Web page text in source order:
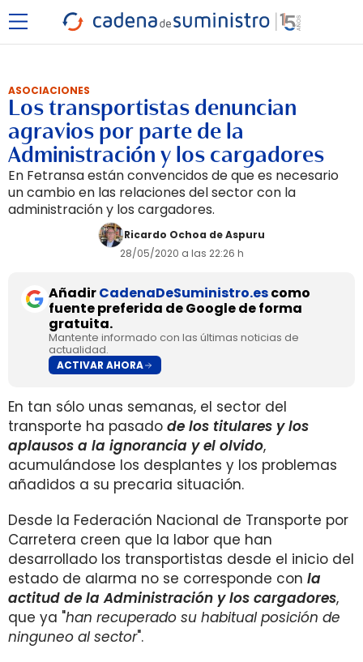
ASOCIACIONES
Los transportistas denuncian
agravios por parte de la
Administración y los cargadores
En Fetransa están convencidos de que es necesario
un cambio en las relaciones del sector con la
administración y los cargadores.
Ricardo Ochoa de Aspuru
28/05/2020 a las 22:26 h
AñadirCadenaDeSuministro.escomo
fuente preferida de Google de forma
gratuita.
Mantente informado con las últimas noticias de
actualidad.
ACTIVAR AHORA
En tan sólo unas semanas, el sector del
transporte ha pasado de los titulares y los
aplausos a la ignorancia y el olvido,
acumulándose los desplantes y los problemas
añadidos a su precaria situación.
Desde la Federación Nacional de Transporte por
Carretera creen que la labor que han
desarrollado los transportistas desde el inicio del
estado de alarma no se corresponde con la
actitud de la Administración y los cargadores,
que ya "han recuperado su habitual posición de
ninguneo al sector".